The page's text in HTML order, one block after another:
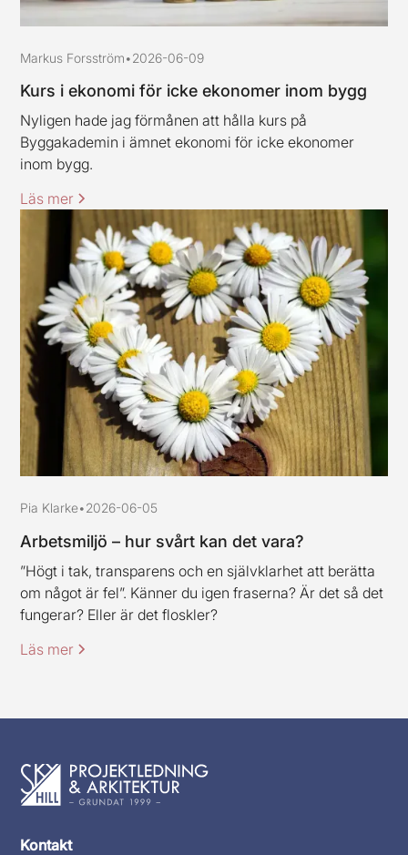
Markus Forsström•2026-06-09
Kurs i ekonomi för icke ekonomer inom bygg
Nyligen hade jag förmånen att hålla kurs på
Byggakademin i ämnet ekonomi för icke ekonomer
inom bygg.
Läs mer
Pia Klarke•2026-06-05
Arbetsmiljö – hur svårt kan det vara?
”Högt i tak, transparens och en självklarhet att berätta
om något är fel”. Känner du igen fraserna? Är det så det
fungerar? Eller är det floskler?
Läs mer
Kontakt